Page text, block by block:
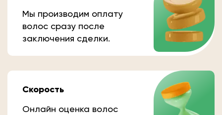
Мы производим оплату
волос сразу после
заключения сделки.
Скорость
Онлайн оценка волос